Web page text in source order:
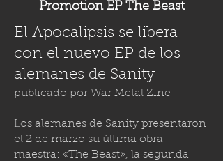
Promotion EP The Beast
El Apocalipsis se libera
con el nuevo EP de los
alemanes de Sanity
publicado por War Metal Zine
Los alemanes de Sanity presentaron
el 2 de marzo su última obra
maestra: «The Beast», la segunda